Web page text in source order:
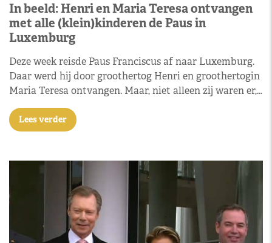
In beeld: Henri en Maria Teresa ontvangen
met alle (klein)kinderen de Paus in
Luxemburg
Deze week reisde Paus Franciscus af naar Luxemburg.
Daar werd hij door groothertog Henri en groothertogin
Maria Teresa ontvangen. Maar, niet alleen zij waren er,…
Lees verder